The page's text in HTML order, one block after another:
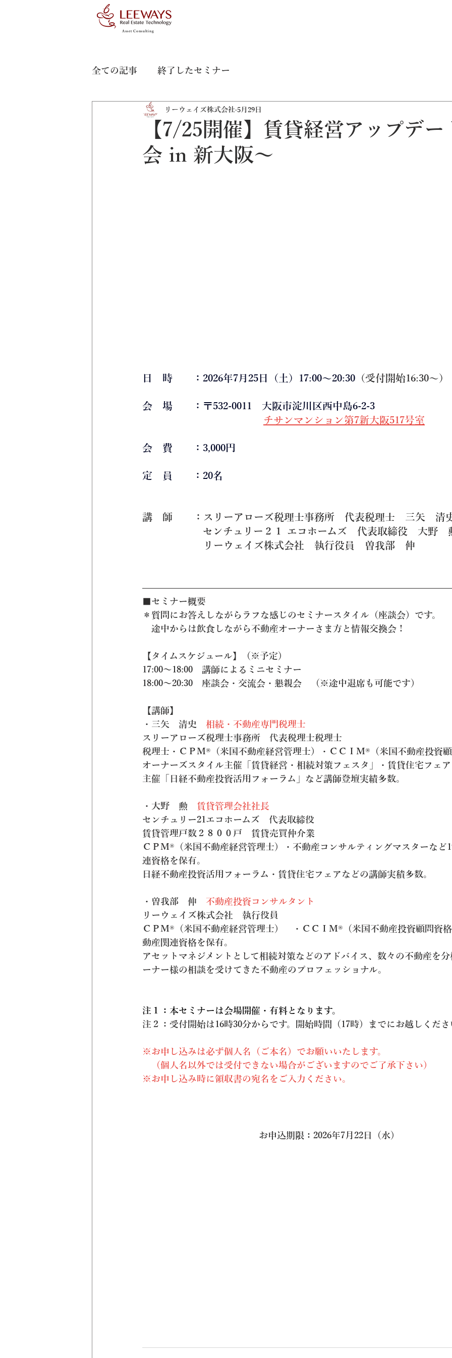
Asset Consulting
全ての記事 終了したセミナー
【7/25開催】賃貸経営アップデー
会 in 新大阪～
リーウェイズ株式会社 5月29日
日　時　　：2026年7月25日（土）17:00～20:30 （受付開始16:30～）
会　場　　：〒532-0011　大阪市淀川区西中島6-2-3
チサンマンション第7新大阪517号室
会　費　　：3,000円
定　員　　：20名
講　師 　  ：スリーアローズ税理士事務所　代表税理士　三矢　清
センチュリー２１ エコホームズ　代表取締役　大野　
リーウェイズ株式会社　執行役員　曽我部　伸
■セミナー概要
＊質問にお答えしながらラフな感じのセミナースタイル（座談会）です。
途中からは飲食しながら不動産オーナーさま方と情報交換会！
【タイムスケジュール】
（※予定）
17:00～18:00　講師によるミニセミナー
18:00～20:30　座談会・交流会・懇親会　（ ※途中退席も可能です）
【講師】
・三矢　清史 相続・不動産専門税理士
スリーアローズ税理士事務所　代表税理士税理士
税理士・ＣＰＭ®（米国不動産経営管理士）・ＣＣＩＭ®（米国不動産投資
オーナーズスタイル主催「賃貸経営・相続対策フェスタ」・賃貸住宅フェ
主催「日経不動産投資活用フォーラム」など講師登壇実績多数。
・大野　勲 賃貸管理会社社長
センチュリー21エコホームズ　代表取締役
賃貸管理戸数２８００戸　賃貸売買仲介業
ＣＰＭ®（米国不動産経営管理士）・不動産コンサルティングマスターなど
連資格を保有。
日経不動産投資活用フォーラム・賃貸住宅フェアなどの講師実積多数。
・曽我部　伸 不動産投資コンサルタント
リーウェイズ株式会社　執行役員
ＣＰＭ®（米国不動産経営管理士）　・ＣＣＩＭ®（米国不動産投資顧問資
動産関連資格を保有。
アセットマネジメントとして相続対策などのアドバイス、数々の不動産を
ーナー様の相談を受けてきた不動産のプロフェッショナル。
注１：本セミナーは会場開催・有料となります。
注２：受付開始は16時30分からです。開始時間（17時）までにお越しくだ
※お申し込みは必ず個人名（ご本名）でお願いいたします。
（個人名以外では受付できない場合がございますのでご了承下さい）
※お申し込み時に領収書の宛名をご入力ください。
お申込期限：2026年7月22日（水）